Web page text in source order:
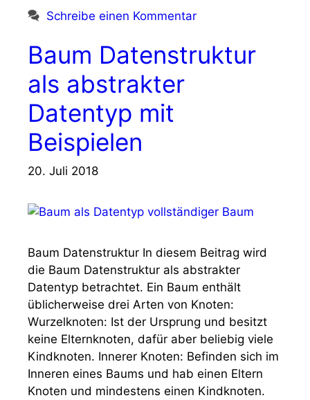
Schreibe einen Kommentar
Baum Datenstruktur
als abstrakter
Datentyp mit
Beispielen
20. Juli 2018
Baum Datenstruktur In diesem Beitrag wird
die Baum Datenstruktur als abstrakter
Datentyp betrachtet. Ein Baum enthält
üblicherweise drei Arten von Knoten:
Wurzelknoten: Ist der Ursprung und besitzt
keine Elternknoten, dafür aber beliebig viele
Kindknoten. Innerer Knoten: Befinden sich im
Inneren eines Baums und hab einen Eltern
Knoten und mindestens einen Kindknoten.